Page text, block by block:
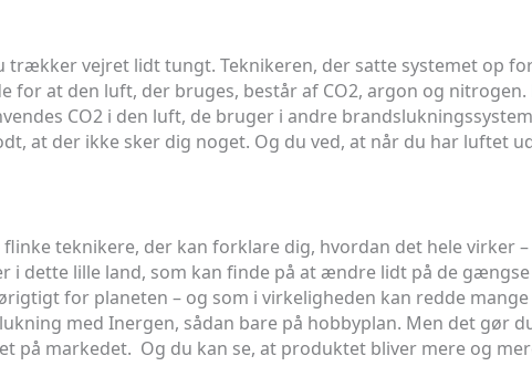
vejret lidt tungt. Teknikeren, der satte systemet op
for at den luft, der bruges, består af CO2, argon og nitrogen.
CO2 i den luft, de bruger i andre
at der ikke sker dig noget. Og du ved, at når du har luftet
teknikere, der kan forklare dig, hvordan det hele virker
i dette lille land, som kan finde på at ændre lidt på de
for planeten – og som i virkeligheden kan redde
med Inergen, sådan bare på hobbyplan. Men det gør
på markedet. Og du kan se, at produktet bliver mere og